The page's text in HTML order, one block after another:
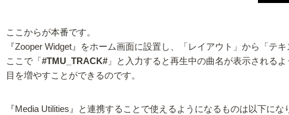
ここからが本番です。
『Zooper Widget』をホーム画面に設置し、「レイアウト」から「
ここで「 #TMU_TRACK# 」と入力すると再生中の曲名が表示される
目を増やすことができるのです。
『Media Utilities』と連携することで使えるようになるものは以下にな